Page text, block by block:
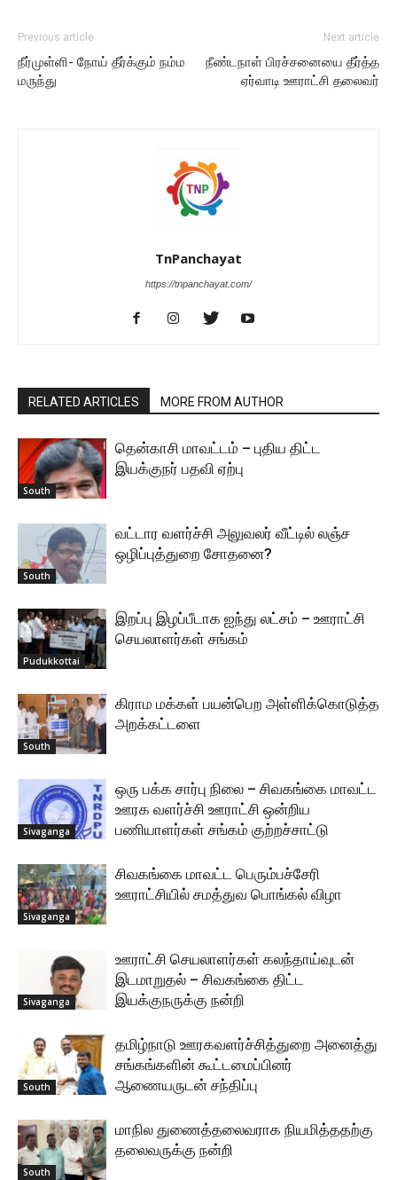
Previous article
நீர்முள்ளி- நோய் தீர்க்கும் நம்ம
மருந்து
Next article
நீண்டநாள் பிரச்சனையை தீர்த்த
ஏர்வாடி ஊராட்சி தலைவர்
TnPanchayat
https://tnpanchayat.com/
RELATED ARTICLES MORE FROM AUTHOR
South
தென்காசி மாவட்டம் – புதிய திட்ட
இயக்குநர் பதவி ஏற்பு
South
வட்டார வளர்ச்சி அலுவலர் வீட்டில் லஞ்ச
ஒழிப்புத்துறை சோதனை?
Pudukkottai
இறப்பு இழப்பீடாக ஐந்து லட்சம் – ஊராட்சி
செயலாளர்கள் சங்கம்
South
கிராம மக்கள் பயன்பெற அள்ளிக்கொடுத்த
அறக்கட்டளை
Sivaganga
ஒரு பக்க சார்பு நிலை – சிவகங்கை மாவட்ட
ஊரக வளர்ச்சி ஊராட்சி ஒன்றிய
பணியாளர்கள் சங்கம் குற்றச்சாட்டு
Sivaganga
சிவகங்கை மாவட்ட பெரும்பச்சேரி
ஊராட்சியில் சமத்துவ பொங்கல் விழா
Sivaganga
ஊராட்சி செயலாளர்கள் கலந்தாய்வுடன்
இடமாறுதல் – சிவகங்கை திட்ட
இயக்குநருக்கு நன்றி
South
தமிழ்நாடு ஊரகவளர்ச்சித்துறை அனைத்து
சங்கங்களின் கூட்டமைப்பினர்
ஆணையருடன் சந்திப்பு
South
மாநில துணைத்தலைவராக நியமித்ததற்கு
தலைவருக்கு நன்றி